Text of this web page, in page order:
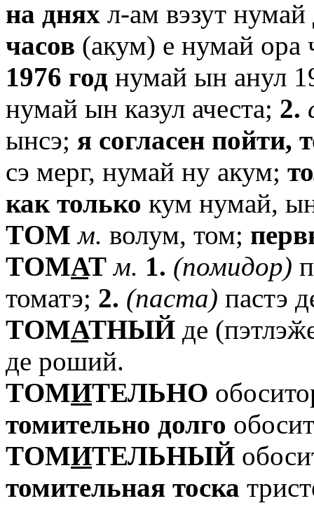
на днях л-ам вэзут
часов (акум) е нумай ора
1976 год нумай ын анул
нумай ын казул ачеста; 2.
ынсэ; я согласен пойти,
сэ мерг, нумай ну акум;
как только кум нумай,
TОМ м. волум, том;
TОМАТ м. 1. (помидор)
томатэ; 2. (паста) пастэ
TОМАТНЫЙ де
де роший.
TОМИТЕЛЬНО
томительно долго
TОМИТЕЛЬНЫЙ
томительная тоска